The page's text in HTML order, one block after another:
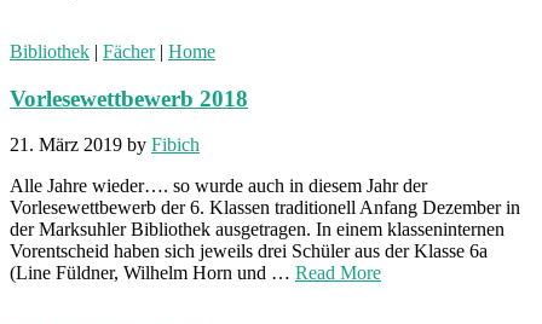
Bibliothek | Fächer| Home
Vorlesewettbewerb 2018
21. März 2019 by Fibich
Alle Jahre wieder…. so wurde auch in diesem Jahr der
Vorlesewettbewerb der 6. Klassen traditionell Anfang Dezember in
der Marksuhler Bibliothek ausgetragen. In einem klasseninternen
Vorentscheid haben sich jeweils drei Schüler aus der Klasse 6a
(Line Füldner, Wilhelm Horn und … Read More